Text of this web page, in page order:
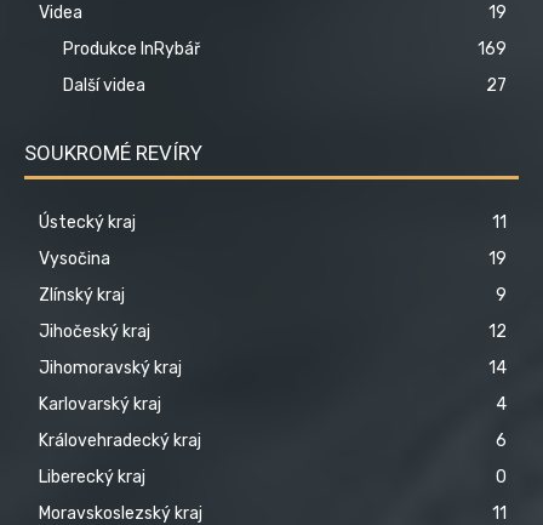
Videa
19
Produkce InRybář
169
Další videa
27
SOUKROMÉ REVÍRY
Ústecký kraj
11
Vysočina
19
Zlínský kraj
9
Jihočeský kraj
12
Jihomoravský kraj
14
Karlovarský kraj
4
Královehradecký kraj
6
Liberecký kraj
0
Moravskoslezský kraj
11